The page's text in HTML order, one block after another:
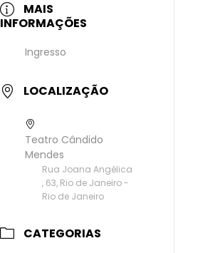
MAIS
INFORMAÇÕES
Ingresso
LOCALIZAÇÃO
Teatro Cândido
Mendes
Rua Joana Angélica
, 63, Rio de Janeiro -
Rio de Janeiro
CATEGORIAS